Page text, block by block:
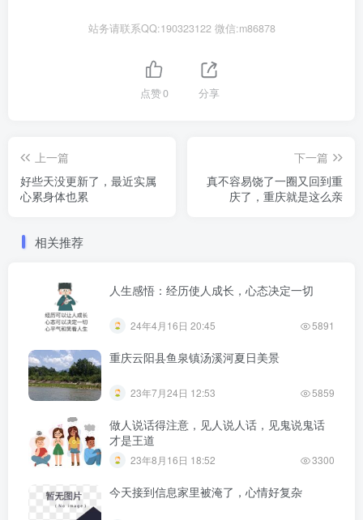
站务请联系QQ:190323122 微信:m86878
点赞0 分享
上一篇
好些天没更新了，最近实属
心累身体也累
下一篇
真不容易饶了一圈又回到重
庆了，重庆就是这么亲
相关推荐
人生感悟：经历使人成长，心态决定一切
24年4月16日 20:45 5891
重庆云阳县鱼泉镇汤溪河夏日美景
23年7月24日 12:53 5859
做人说话得注意，见人说人话，见鬼说鬼话
才是王道
23年8月16日 18:52 3300
今天接到信息家里被淹了，心情好复杂